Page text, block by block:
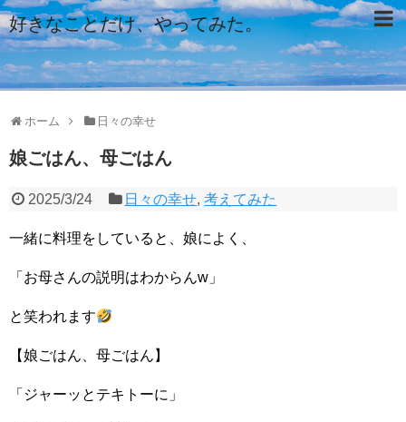
好きなことだけ、やってみた。
ホーム 日々の幸せ
娘ごはん、母ごはん
2025/3/24 日々の幸せ,考えてみた
一緒に料理をしていると、娘によく、
「お母さんの説明はわからんw」
と笑われます
【娘ごはん、母ごはん】
「ジャーッとテキトーに」